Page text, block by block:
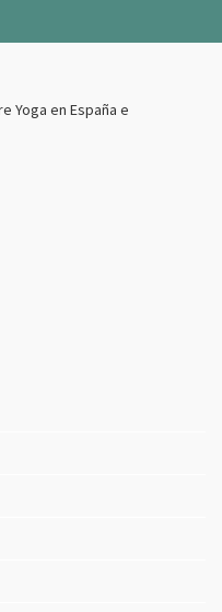
Yoga en España e